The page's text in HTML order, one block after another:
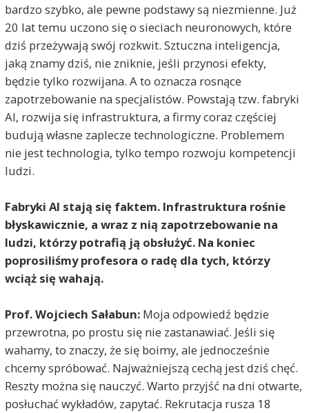
bardzo szybko, ale pewne podstawy są niezmienne. Już
20 lat temu uczono się o sieciach neuronowych, które
dziś przeżywają swój rozkwit. Sztuczna inteligencja,
jaką znamy dziś, nie zniknie, jeśli przynosi efekty,
będzie tylko rozwijana. A to oznacza rosnące
zapotrzebowanie na specjalistów. Powstają tzw. fabryki
AI, rozwija się infrastruktura, a firmy coraz częściej
budują własne zaplecze technologiczne. Problemem
nie jest technologia, tylko tempo rozwoju kompetencji
ludzi.
Fabryki AI stają się faktem. Infrastruktura rośnie
błyskawicznie, a wraz z nią zapotrzebowanie na
ludzi, którzy potrafią ją obsłużyć. Na koniec
poprosiliśmy profesora o radę dla tych, którzy
wciąż się wahają.
Prof. Wojciech Sałabun:Moja odpowiedź będzie
przewrotna, po prostu się nie zastanawiać. Jeśli się
wahamy, to znaczy, że się boimy, ale jednocześnie
chcemy spróbować. Najważniejszą cechą jest dziś chęć.
Reszty można się nauczyć. Warto przyjść na dni otwarte,
posłuchać wykładów, zapytać. Rekrutacja rusza 18